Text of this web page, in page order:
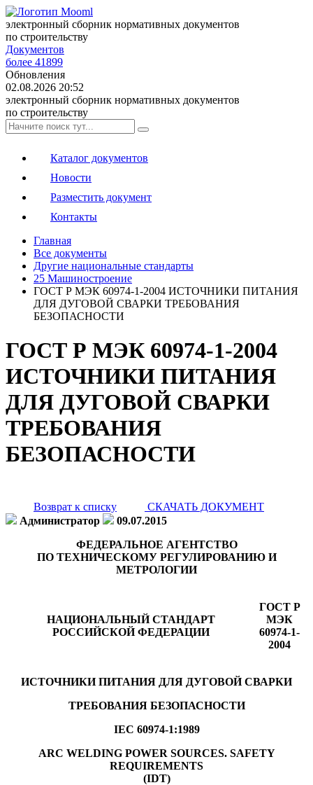
электронный сборник нормативных документов
по строительству
Документов
более 41899
Обновления
02.08.2026 20:52
электронный сборник нормативных документов
по строительству
Каталог документов
Новости
Разместить документ
Контакты
Главная
Все документы
Другие национальные стандарты
25 Машиностроение
ГОСТ Р МЭК 60974-1-2004 ИСТОЧНИКИ ПИТАНИЯ
ДЛЯ ДУГОВОЙ СВАРКИ ТРЕБОВАНИЯ
БЕЗОПАСНОСТИ
ГОСТ Р МЭК 60974-1-2004
ИСТОЧНИКИ ПИТАНИЯ
ДЛЯ ДУГОВОЙ СВАРКИ
ТРЕБОВАНИЯ
БЕЗОПАСНОСТИ
Возврат к списку
СКАЧАТЬ ДОКУМЕНТ
Администратор
09.07.2015
ФЕДЕРАЛЬНОЕ АГЕНТСТВО
ПО ТЕХНИЧЕСКОМУ РЕГУЛИРОВАНИЮ И
МЕТРОЛОГИИ
НАЦИОНАЛЬНЫЙ СТАНДАРТ
РОССИЙСКОЙ ФЕДЕРАЦИИ
ГОСТ Р
МЭК
60974-1-
2004
ИСТОЧНИКИ ПИТАНИЯ ДЛЯ ДУГОВОЙ СВАРКИ
ТРЕБОВАНИЯ БЕЗОПАСНОСТИ
IEC 60974-1:1989
ARC WELDING POWER SOURCES. SAFETY
REQUIREMENTS
(IDT)